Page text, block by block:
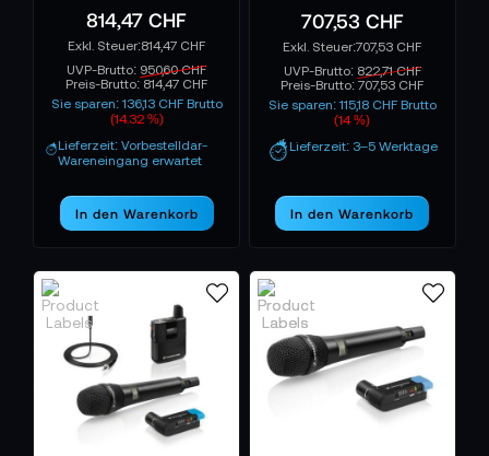
814,47 CHF
814,47 CHF
UVP-Brutto: 950,60 CHF
Preis-Brutto: 814,47 CHF
Sie sparen: 136,13 CHF Brutto
(14.32 %)
Lieferzeit: Vorbestelldar-
Wareneingang erwartet
In den Warenkorb
707,53 CHF
707,53 CHF
UVP-Brutto: 822,71 CHF
Preis-Brutto:707,53 CHF
Sie sparen: 115,18 CHF Brutto
(14 %)
Lieferzeit: 3–5 Werktage
In den Warenkorb